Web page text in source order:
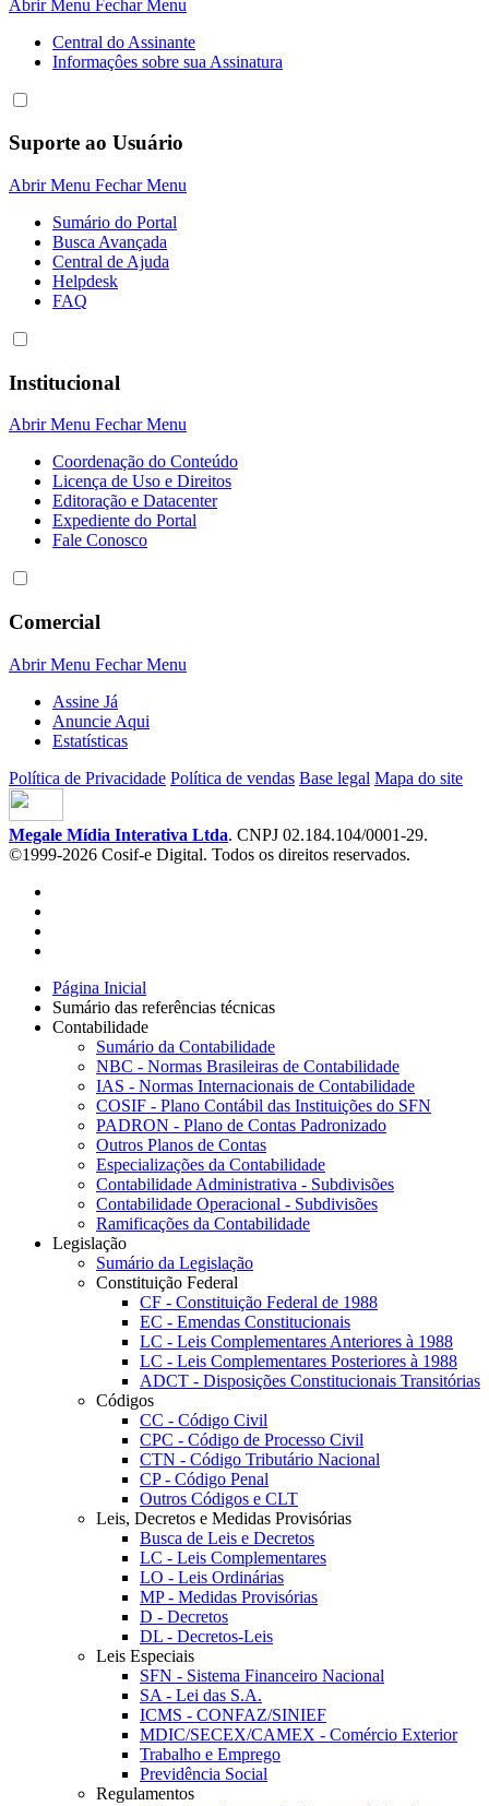
Abrir Menu Fechar Menu
Central do Assinante
Informaçôes sobre sua Assinatura
Suporte ao Usuário
Abrir Menu Fechar Menu
Sumário do Portal
Busca Avançada
Central de Ajuda
Helpdesk
FAQ
Institucional
Abrir Menu Fechar Menu
Coordenação do Conteúdo
Licença de Uso e Direitos
Editoração e Datacenter
Expediente do Portal
Fale Conosco
Comercial
Abrir Menu Fechar Menu
Assine Já
Anuncie Aqui
Estatísticas
Política de Privacidade Política de vendas Base legal Mapa do site
Megale Mídia Interativa Ltda. CNPJ 02.184.104/0001-29.
©1999-2026 Cosif-e Digital. Todos os direitos reservados.
Página Inicial
Sumário das referências técnicas
Contabilidade
Sumário da Contabilidade
NBC - Normas Brasileiras de Contabilidade
IAS - Normas Internacionais de Contabilidade
COSIF - Plano Contábil das Instituições do SFN
PADRON - Plano de Contas Padronizado
Outros Planos de Contas
Especializações da Contabilidade
Contabilidade Administrativa - Subdivisões
Contabilidade Operacional - Subdivisões
Ramificações da Contabilidade
Legislação
Sumário da Legislação
Constituição Federal
CF - Constituição Federal de 1988
EC - Emendas Constitucionais
LC - Leis Complementares Anteriores à 1988
LC - Leis Complementares Posteriores à 1988
ADCT - Disposições Constitucionais Transitórias
Códigos
CC - Código Civil
CPC - Código de Processo Civil
CTN - Código Tributário Nacional
CP - Código Penal
Outros Códigos e CLT
Leis, Decretos e Medidas Provisórias
Busca de Leis e Decretos
LC - Leis Complementares
LO - Leis Ordinárias
MP - Medidas Provisórias
D - Decretos
DL - Decretos-Leis
Leis Especiais
SFN - Sistema Financeiro Nacional
SA - Lei das S.A.
ICMS - CONFAZ/SINIEF
MDIC/SECEX/CAMEX - Comércio Exterior
Trabalho e Emprego
Previdência Social
Regulamentos